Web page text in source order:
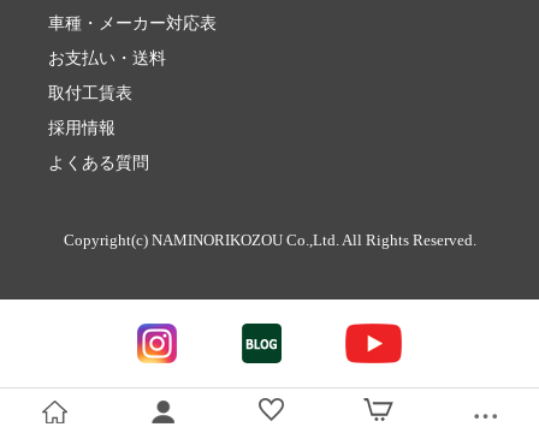
車種・メーカー対応表
お支払い・送料
取付工賃表
採用情報
よくある質問
Copyright(c) NAMINORIKOZOU Co.,Ltd. All Rights Reserved.